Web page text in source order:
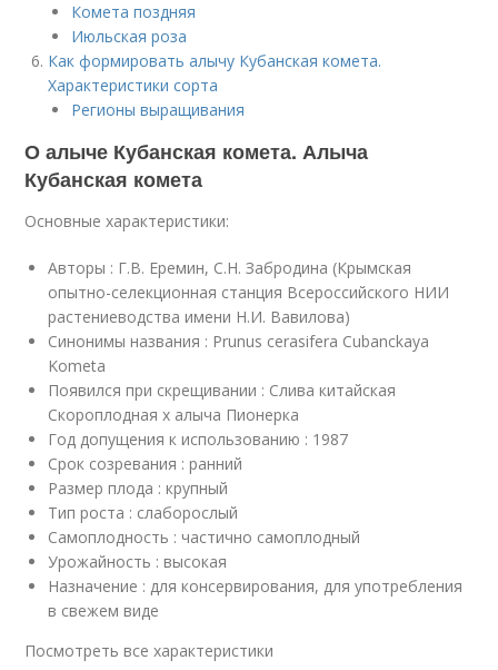
Комета поздняя
Июльская роза
Как формировать алычу Кубанская комета.
Характеристики сорта
Регионы выращивания
О алыче Кубанская комета. Алыча
Кубанская комета
Основные характеристики:
Авторы : Г.В. Еремин, С.Н. Забродина (Крымская
опытно-селекционная станция Всероссийского НИИ
растениеводства имени Н.И. Ва­вилова)
Синонимы названия : Prunus cerasifera Cubanckaya
Kometa
Появился при скрещивании : Слива китайская
Скороплодная х алыча Пионерка
Год допущения к использованию : 1987
Срок созревания : ранний
Размер плода : крупный
Тип роста : слаборослый
Самоплодность : частично самоплодный
Урожайность : высокая
Назначение : для консервирования, для употребления
в свежем виде
Посмотреть все характеристики